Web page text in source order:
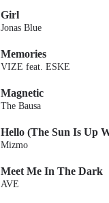
Girl
Jonas Blue
Memories
VIZE feat. ESKE
Magnetic
The Bausa
Hello (The Sun Is Up
Mizmo
Meet Me In The Dark
AVE